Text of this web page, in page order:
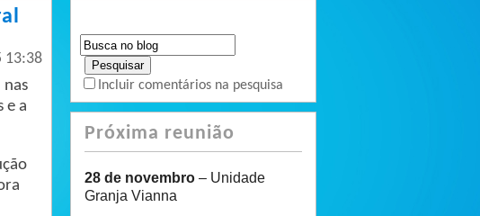
13:38
nas
e a
Incluir comentários na pesquisa
Próxima reunião
28 de novembro– Unidade
Granja Vianna